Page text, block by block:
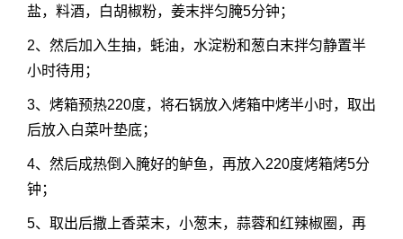
盐，料酒，白胡椒粉，姜末拌匀腌5分钟；
2、然后加入生抽，蚝油，水淀粉和葱白末拌匀静置半
小时待用；
3、烤箱预热220度，将石锅放入烤箱中烤半小时，取出
后放入白菜叶垫底；
4、然后成热倒入腌好的鲈鱼，再放入220度烤箱烤5分
钟；
5、取出后撒上香菜末，小葱末，蒜蓉和红辣椒圈，再